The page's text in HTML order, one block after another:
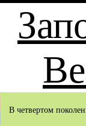
В четвертом